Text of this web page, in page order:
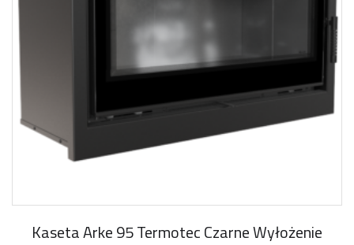
Kaseta Arke 95 Termotec Czarne Wyłożenie